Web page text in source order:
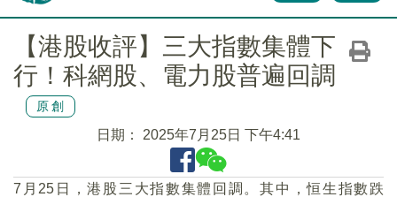
【港股收評】三大指數集體下
行！科網股、電力股普遍回調
原創
日期： 2025年7月25日 下午4:41
7月25日，港股三大指數集體回調。其中，恒生指數跌